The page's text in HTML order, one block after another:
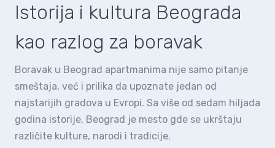
Istorija i kultura Beograda
kao razlog za boravak
Boravak u Beograd apartmanima nije samo pitanje
smeštaja, već i prilika da upoznate jedan od
najstarijih gradova u Evropi. Sa više od sedam hiljada
godina istorije, Beograd je mesto gde se ukrštaju
različite kulture, narodi i tradicije.